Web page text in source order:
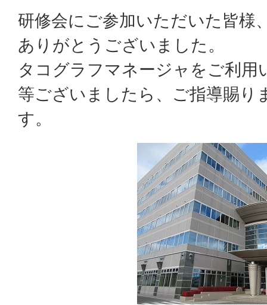
研修会にご参加いただいた皆様
ありがとうございました。
タコグラフマネージャをご利用
等ございましたら、ご指導賜り
す。